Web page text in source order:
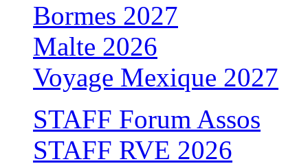
Bormes 2027
Malte 2026
Voyage Mexique 2027
STAFF Forum Assos
STAFF RVE 2026